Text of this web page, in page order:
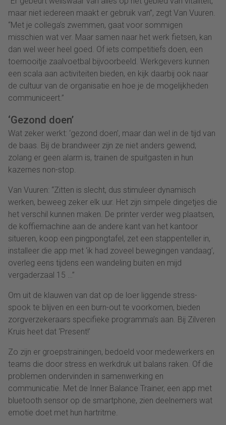
maar niet iedereen maakt er gebruik van”, zegt Van Vuuren.
“Met je collega’s zwemmen, gaat voor sommigen
misschien wat ver. Maar samen naar het werk fietsen, kan
dan wel weer heel goed. Of iets competitiefs doen, een
toernooitje zaalvoetbal bijvoorbeeld. Werkgevers kunnen
een scala aan activiteiten bieden, en kijk daarbij ook naar
de cultuur van de organisatie en hoe je de mogelijkheden
communiceert.”
‘Gezond doen’
Wat zeker werkt: ‘gezond doen’, maar dan wel in de tijd van
de baas. Bij de brandweer zijn ze niet anders gewend;
zolang er geen alarm is, trainen de spuitgasten in hun
kazernes non-stop.
Van Vuuren: “Zitten is slecht, dus stimuleer dynamisch
werken, beweeg zeker elk uur. Het zijn simpele dingetjes die
het verschil kunnen maken. De printer verder weg plaatsen,
de koffiemachine aan de andere kant van het kantoor
situeren, koop een pingpongtafel, zet een stappenteller in,
installeer die app met ‘ik had zoveel bewegingen vandaag’,
overleg eens tijdens een wandeling buiten en mijd
vergaderzaal 15 …”
Om uit de klauwen van dat op de loer liggende stress-
spook te blijven en een burn-out te voorkomen, bieden
zorgverzekeraars specifieke programma’s aan. Bij Zilveren
Kruis heet dat ‘Present!’
Zo zijn er groepstrainingen, bedoeld voor medewerkers en
teams die door stress en werkdruk uit balans raken. Of die
problemen ondervinden in samenwerking en
communicatie. Met de Inner Balance Trainer, een app met
bluetooth sensor op de smartphone, zien deelnemers wat
emotie doet met hun hartritme.